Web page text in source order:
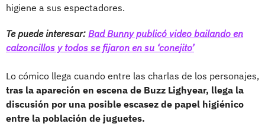
higiene a sus espectadores.
Te puede interesar: Bad Bunny publicó video bailando en
calzoncillos y todos se fijaron en su ‘conejito’
Lo cómico llega cuando entre las charlas de los personajes,
tras la apareción en escena de Buzz Lighyear, llega la
discusión por una posible escasez de papel higiénico
entre la población de juguetes.